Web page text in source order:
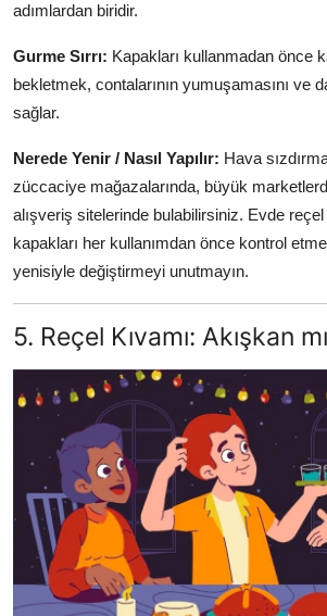
adımlardan biridir.
Gurme Sırrı: Kapakları kullanmadan önce
bekletmek, contalarının yumuşamasını ve
sağlar.
Nerede Yenir / Nasıl Yapılır: Hava
züccaciye mağazalarında, büyük
alışveriş sitelerinde bulabilirsiniz. Evde reçel
kapakları her kullanımdan önce kontrol
yenisiyle değiştirmeyi unutmayın.
5. Reçel Kıvamı: Akışkan